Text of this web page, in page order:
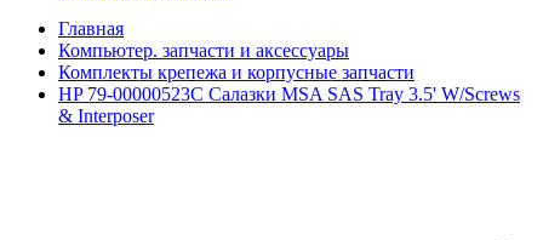
Главная
Компьютер. запчасти и аксессуары
Комплекты крепежа и корпусные запчасти
HP 79-00000523C Салазки MSA SAS Tray 3.5' W/Screws
& Interposer